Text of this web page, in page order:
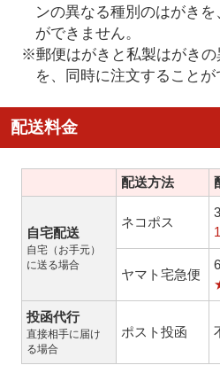
ンの異なる種別のはがき
ができません。
※郵便はがきと私製はがきの
を、同時に注文することが
配送料金
配送方法
自宅配送
自宅（お手元）
に送る場合
ネコポス
ヤマト宅急便
投函代行
直接相手に届け
る場合
ポスト投函